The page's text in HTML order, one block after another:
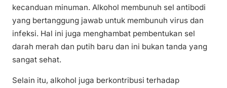
kecanduan minuman. Alkohol membunuh sel antibodi
yang bertanggung jawab untuk membunuh virus dan
infeksi. Hal ini juga menghambat pembentukan sel
darah merah dan putih baru dan ini bukan tanda yang
sangat sehat.
Selain itu, alkohol juga berkontribusi terhadap